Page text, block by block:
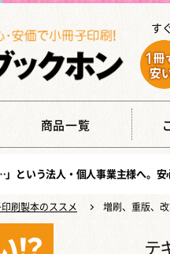
す
商品一覧
」という法人・個人事業主様へ。安
刷製本のススメ 増刷、重版、